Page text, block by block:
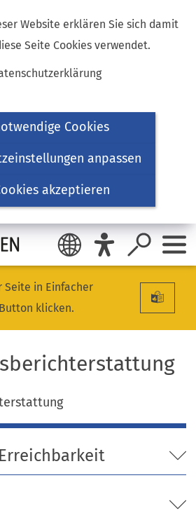
Website erklären Sie sich damit
Seite Cookies verwendet.
Cookies
anpassen
akzeptieren
Seite in Einfacher
klicken.